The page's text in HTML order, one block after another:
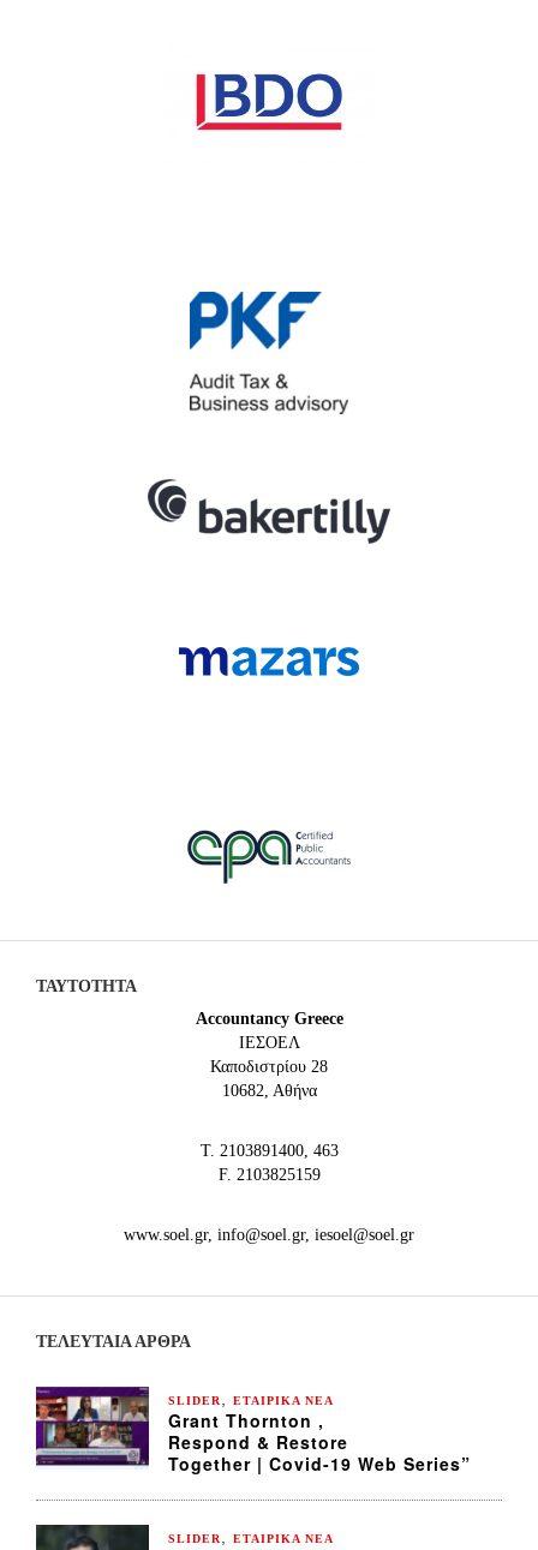
ΤΑΥΤΟΤΗΤΑ
Accountancy Greece
IEΣΟΕΛ
Καποδιστρίου 28
10682, Αθήνα
Τ. 2103891400, 463
F. 2103825159
www.soel.gr, info@soel.gr, iesoel@soel.gr
ΤΕΛΕΥΤΑΙΑ ΆΡΘΡΑ
SLIDER ΕΤΑΙΡΙΚΑ ΝΕΑ
Grant Thornton ,
Respond & Restore
Together | Covid-19 Web Series”
SLIDER ΕΤΑΙΡΙΚΑ ΝΕΑ